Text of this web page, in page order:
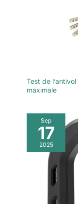
Test de
maximale
Sep
17
2025